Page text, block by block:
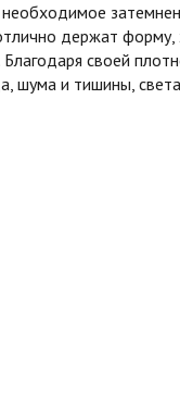
держат
своей
шума и тишины,